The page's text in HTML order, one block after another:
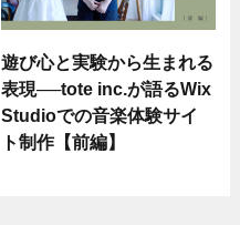
遊び心と実験から生まれる
表現──tote inc.が語るWix
Studioでの音楽体験サイ
ト制作【前編】